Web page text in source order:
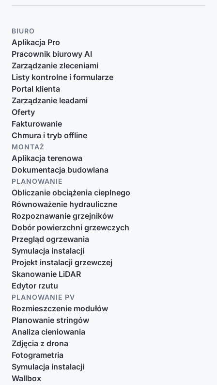
BIURO
Aplikacja Pro
Pracownik biurowy AI
Zarządzanie zleceniami
Listy kontrolne i formularze
Portal klienta
Zarządzanie leadami
Oferty
Fakturowanie
Chmura i tryb offline
MONTAŻ
Aplikacja terenowa
Dokumentacja budowlana
PLANOWANIE
Obliczanie obciążenia cieplnego
Równoważenie hydrauliczne
Rozpoznawanie grzejników
Dobór powierzchni grzewczych
Przegląd ogrzewania
Symulacja instalacji
Projekt instalacji grzewczej
Skanowanie LiDAR
Edytor rzutu
PLANOWANIE PV
Rozmieszczenie modułów
Planowanie stringów
Analiza cieniowania
Zdjęcia z drona
Fotogrametria
Symulacja instalacji
Wallbox